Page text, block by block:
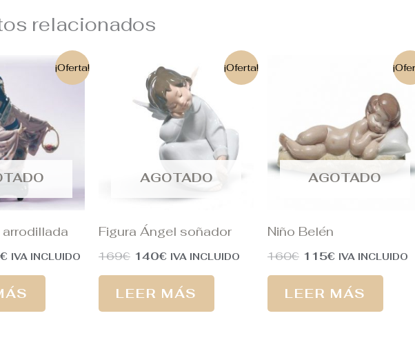
relacionados
¡Oferta!
€
es:
430€.
IVA INCLUIDO
¡Oferta!
AGOTADO
Figura Ángel soñador
169€
precio
original
era:
169€.
140€
precio
actual
es:
140€.
IVA INCLUIDO
LEER MÁS
AGOTADO
Niño Belén
160€ 115€
115€.
IVA INCLUIDO
LEER MÁS